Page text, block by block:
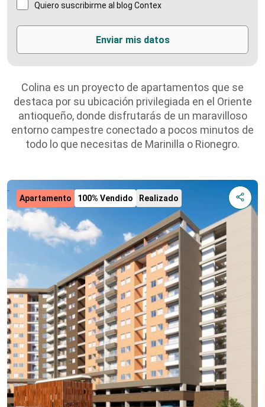
Quiero suscribirme al blog Contex
Colina es un proyecto de apartamentos que se
destaca por su ubicación privilegiada en el Oriente
antioqueño, donde disfrutarás de un maravilloso
entorno campestre conectado a pocos minutos de
todo lo que necesitas de Marinilla o Rionegro.
Apartamento 100% Vendido Realizado